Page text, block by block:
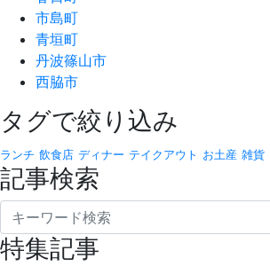
市島町
青垣町
丹波篠山市
西脇市
タグで絞り込み
ランチ 飲食店 ディナー テイクアウト お土産 雑貨
記事検索
特集記事